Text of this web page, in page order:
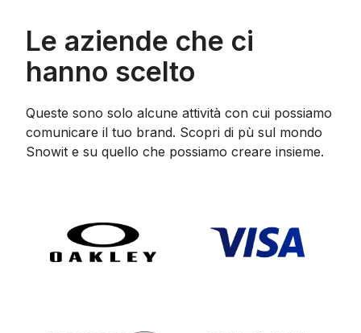
Le aziende che ci
hanno scelto
Queste sono solo alcune attività con cui possiamo
comunicare il tuo brand. Scopri di pù sul mondo
Snowit e su quello che possiamo creare insieme.